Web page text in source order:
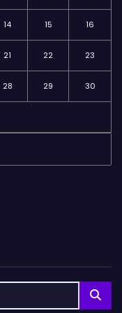
14 15 16
21 22 23
28 29 30